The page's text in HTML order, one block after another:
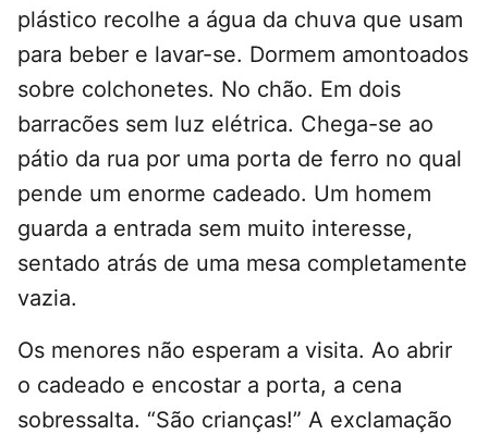
plástico recolhe a água da chuva que usam
para beber e lavar-se. Dormem amontoados
sobre colchonetes. No chão. Em dois
barracões sem luz elétrica. Chega-se ao
pátio da rua por uma porta de ferro no qual
pende um enorme cadeado. Um homem
guarda a entrada sem muito interesse,
sentado atrás de uma mesa completamente
vazia.
Os menores não esperam a visita. Ao abrir
o cadeado e encostar a porta, a cena
sobressalta. “São crianças!” A exclamação